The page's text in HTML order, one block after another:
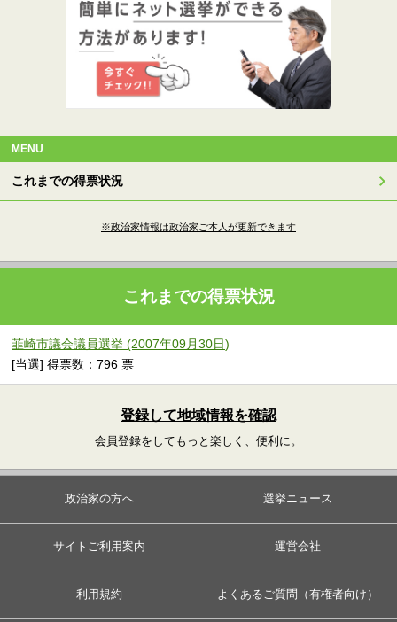
MENU
これまでの得票状況
※政治家情報は政治家ご本人が更新できます
これまでの得票状況
韮崎市議会議員選挙 (2007年09月30日)
[当選] 得票数：796 票
登録して地域情報を確認
会員登録をしてもっと楽しく、便利に。
政治家の方へ 選挙ニュース
サイトご利用案内 運営会社
利用規約 よくあるご質問（有権者向け）